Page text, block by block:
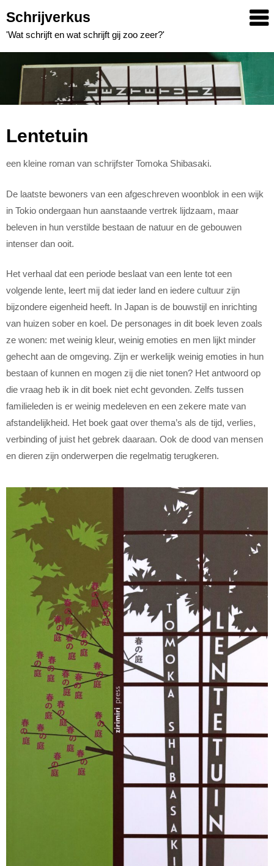
to
content
Schrijverkus
'Wat schrijft en wat schrijft gij zoo zeer?'
Lentetuin
een kleine roman van schrijfster Tomoka Shibasaki.
De laatste bewoners van een afgeschreven woonblok in een wijk
in Tokio ondergaan hun aanstaande vertrek lijdzaam, maar
beleven in hun verstilde bestaan de natuur en de gebouwen
intenser dan ooit.
Het verhaal dat een periode beslaat van een lente tot een
volgende lente, leert mij dat ieder land en iedere cultuur zijn
bijzondere eigenheid heeft. In Japan is de bouwstijl en inrichting
van huizen sober en koel. De personages in dit boek leven zoals
ze wonen: met weinig kleur, weinig emoties en men lijkt minder
gehecht aan de omgeving. Zijn er werkelijk weinig emoties in hun
bestaan of kunnen en mogen zij die niet tonen? Het antwoord op
die vraag heb ik in dit boek niet echt gevonden. Zelfs tussen
familieleden is er weinig medeleven en een zekere mate van
afstandelijkheid. Het boek gaat over thema’s als de tijd, verlies,
verbinding of juist het gebrek daaraan. Ook de dood van mensen
en dieren zijn onderwerpen die regelmatig terugkeren.